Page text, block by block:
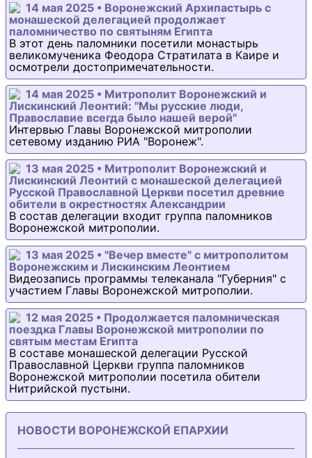
14 мая 2025 • Воронежский Архипастырь с
монашеской делегацией продолжает
паломничество по святыням Египта
В этот день паломники посетили монастырь
великомученика Феодора Стратилата в Каире и
осмотрели достопримечательности.
14 мая 2025 • Митрополит Воронежский и
Лискинский Леонтий: "Мы русские люди,
Православие всегда было нашей верой"
Интервью Главы Воронежской митрополии
сетевому изданию РИА "Воронеж".
13 мая 2025 • Митрополит Воронежский и
Лискинский Леонтий с монашеской делегацией
Русской Православной Церкви посетил древние
обители в окрестностях Александрии
В состав делегации входит группа паломников
Воронежской митрополии.
13 мая 2025 • "Вечер вместе" с митрополитом
Воронежским и Лискинским Леонтием
Видеозапись программы телеканала "Губерния" с
участием Главы Воронежской митрополии.
12 мая 2025 • Продолжается паломническая
поездка Главы Воронежской митрополии по
святым местам Египта
В составе монашеской делегации Русской
Православной Церкви группа паломников
Воронежской митрополии посетила обители
Нитрийской пустыни.
НОВОСТИ ВОРОНЕЖСКОЙ ЕПАРХИИ